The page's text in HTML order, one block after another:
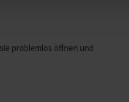
problemlos öffnen und